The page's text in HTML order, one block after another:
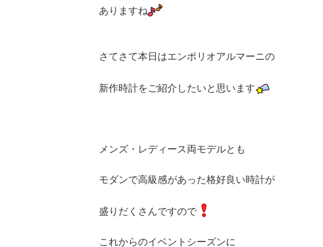
ありますね
さてさて本日はエンポリオアルマーニの
新作時計をご紹介したいと思います
メンズ・レディース両モデルとも
モダンで高級感があった格好良い時計が
盛りだくさんですので
これからのイベントシーズンに